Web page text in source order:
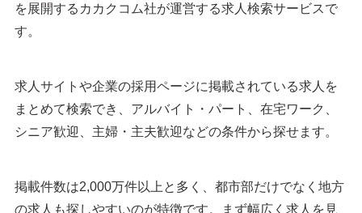
を展開するカカクコム社が運営する求人検索サービスで
す。
求人サイトや企業の採用ページに掲載されている求人を
まとめて検索でき、アルバイト・パート、在宅ワーク、
シニア歓迎、主婦・主夫歓迎などの条件から探せます。
掲載件数は2,000万件以上と多く、都市部だけでなく地方
の求人も探しやすいのが特徴です。まず幅広く求人を見